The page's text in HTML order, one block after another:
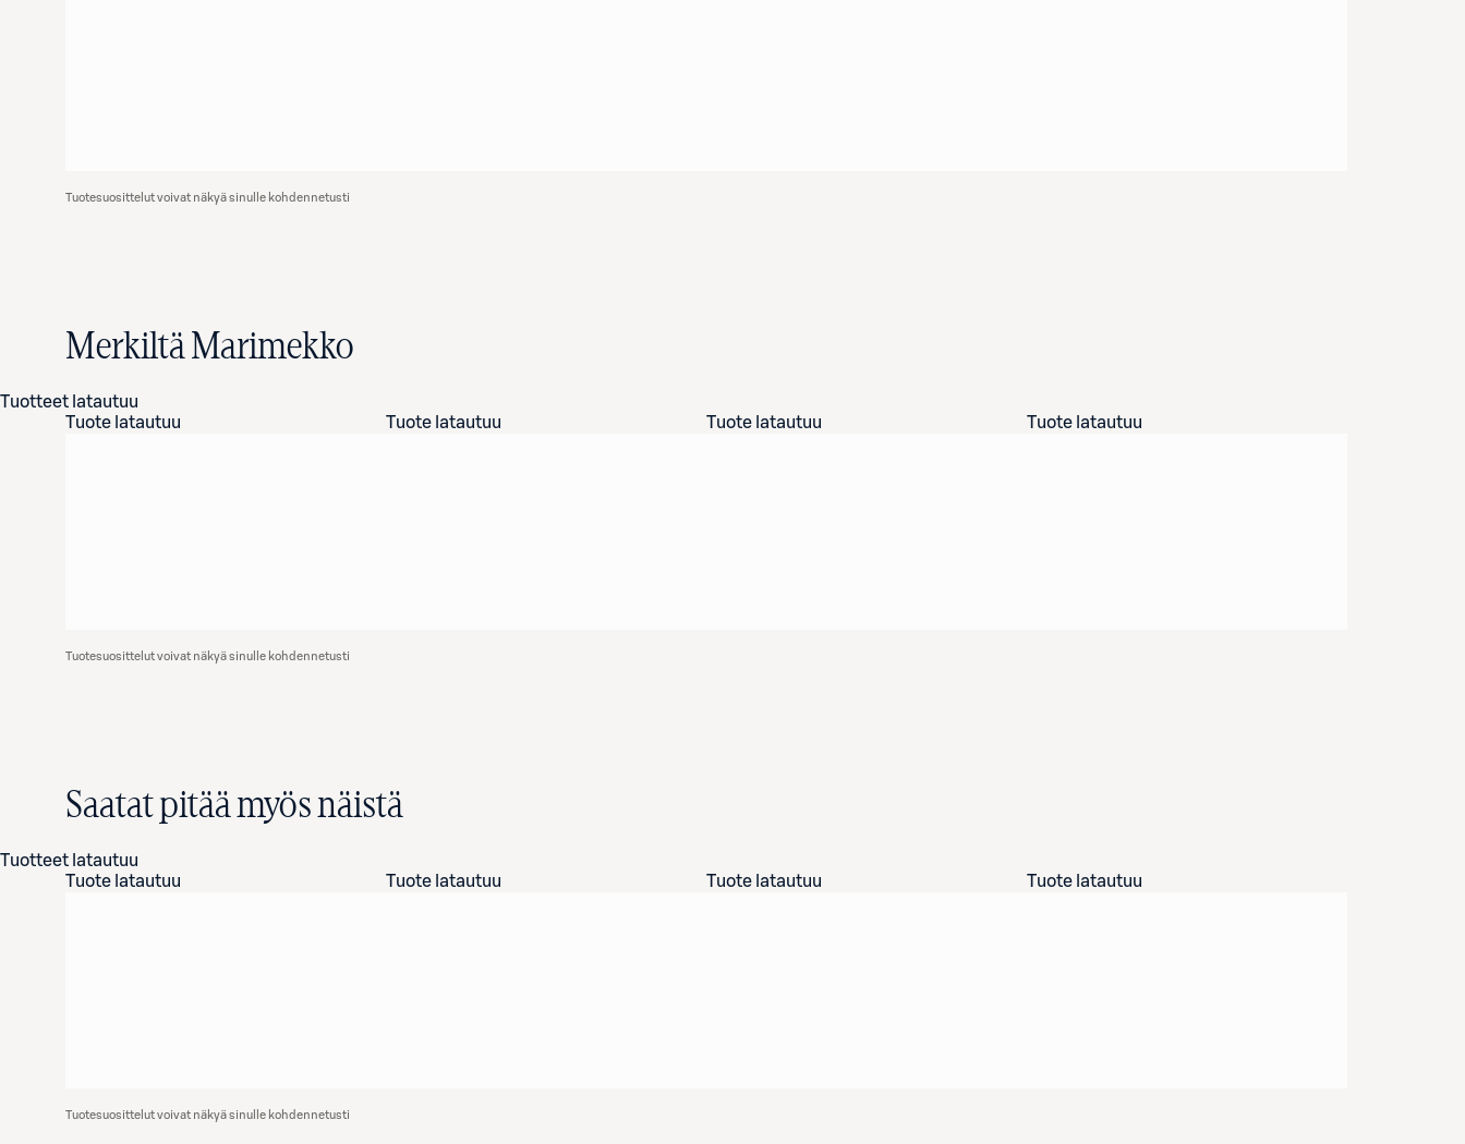
Tuotesuosittelut voivat näkyä sinulle kohdennetusti
Merkiltä Marimekko
Tuotteet latautuu
Tuote latautuu
Tuote latautuu Tuote latautuu Tuote latautuu
Tuotesuosittelut voivat näkyä sinulle kohdennetusti
Saatat pitää myös näistä
Tuotteet latautuu
Tuote latautuu
Tuote latautuu Tuote latautuu Tuote latautuu
Tuotesuosittelut voivat näkyä sinulle kohdennetusti